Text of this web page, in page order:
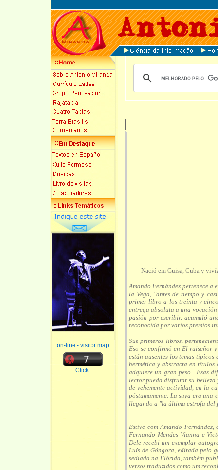
on-line - visitor map
Click
Nació em Guisa, Cuba y
Amando Fernández pertenece a
la Vega, "antes de tiempo y
primer libro a los treinta y
entrega absoluta a una
pasión por escribir, acumuló
reconocida por varios premios
Sus primeros libros,
Eso se confirmó en El ruiseñor
están ausentes los temas
hermética y abstracta en
adquiere un gran peso. Esas
lector pueda disfrutar su
de vehemente actividad, en la
póstumamente. La suya era
llegando a "la última estrofa del
Estive com Amando
Fernando Mendes Vianna e
Dele recebi um exemplar
Luís de Góngora, editada pelo
sediada na Flórida, também
versos traduzidos como um